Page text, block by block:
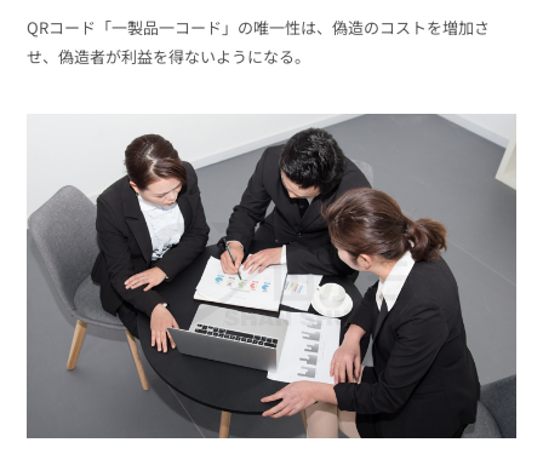
QRコード「一製品一コード」の唯一性は、偽造のコストを増加さ
せ、偽造者が利益を得ないようになる。